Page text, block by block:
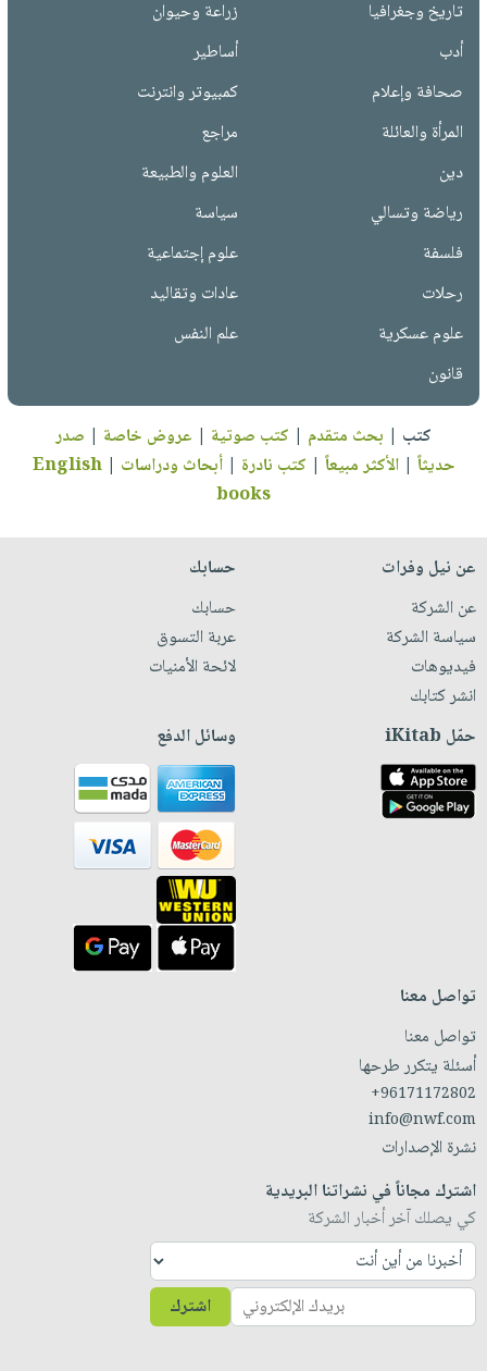
تاريخ وجغرافيا
زراعة وحيوان
أدب
أساطير
صحافة وإعلام
كمبيوتر وانترنت
المرأة والعائلة
مراجع
دين
العلوم والطبيعة
رياضة وتسالي
سياسة
فلسفة
علوم إجتماعية
رحلات
عادات وتقاليد
علوم عسكرية
علم النفس
قانون
كتب | بحث متقدم | كتب صوتية | عروض خاصة | صدر
حديثاً |الأكثر مبيعاً | كتب نادرة |أبحاث ودراسات |
English
books
عن نيل وفرات
عن الشركة
سياسة الشركة
فيديوهات
انشر كتابك
حسابك
حسابك
عربة التسوق
لائحة الأمنيات
حمّل iKitab وسائل الدفع
تواصل معنا
تواصل معنا
أسئلة يتكرر طرحها
+96171172802
info@nwf.com
نشرة الإصدارات
اشترك مجاناً في نشراتنا البريدية
كي يصلك آخر أخبار الشركة
اشترك